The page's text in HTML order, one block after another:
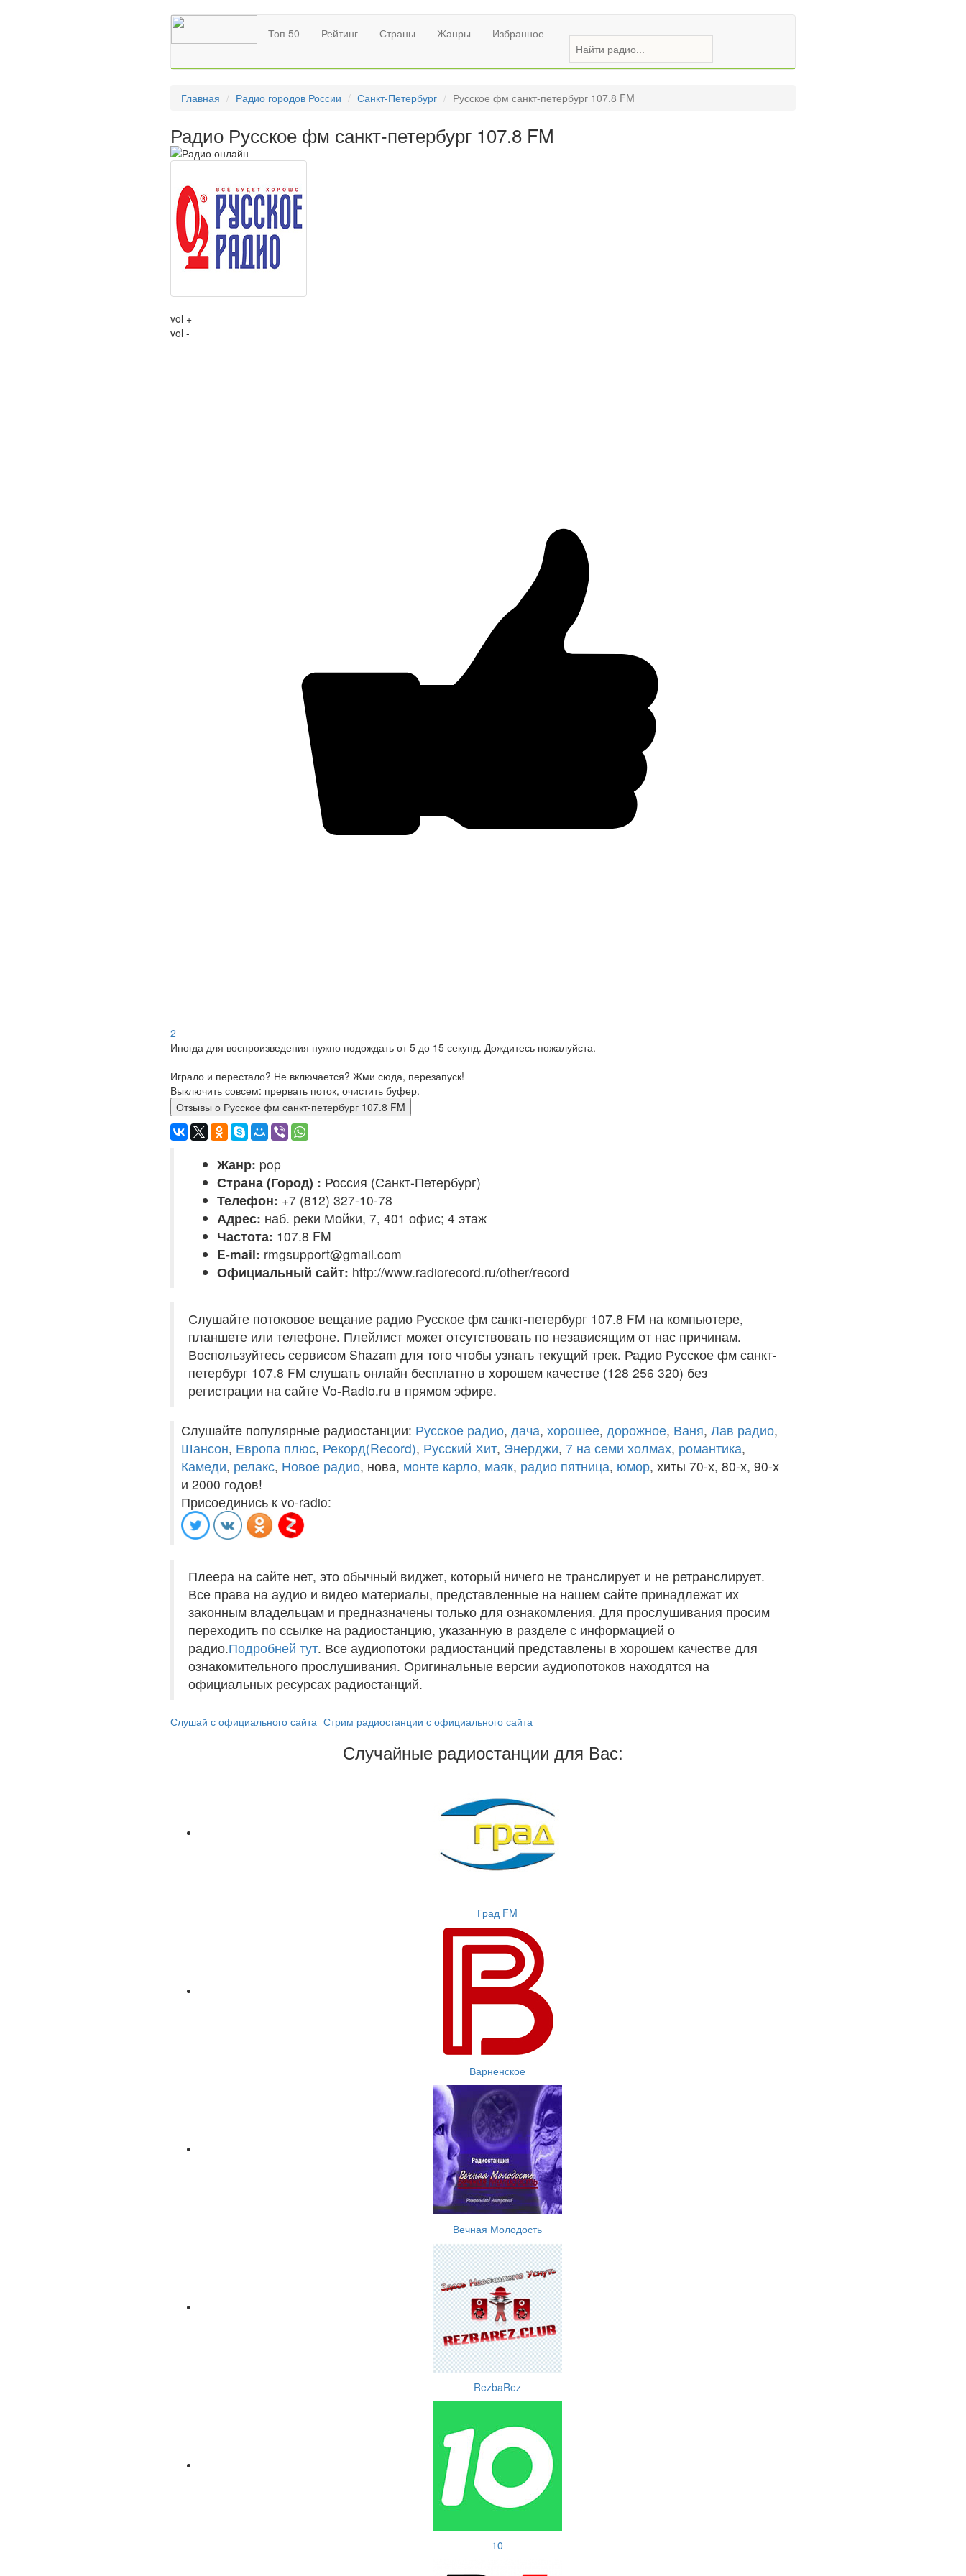
Топ 50 Рейтинг Страны Жанры Избранное
Главная Радио городов России Санкт-Петербург Русское фм санкт-петербург 107.8 FM
Радио Русское фм санкт-петербург 107.8 FM
vol +
vol -
2
Иногда для воспроизведения нужно подождать от 5 до 15 секунд. Дождитесь пожалуйста.
Играло и перестало? Не включается? Жми сюда, перезапуск!
Выключить совсем: прервать поток, очистить буфер.
Отзывы о Русское фм санкт-петербург 107.8 FM
Жанр: pop
Страна (Город) : Россия (Санкт-Петербург)
Телефон: +7 (812) 327-10-78
Адрес: наб. реки Мойки, 7, 401 офис; 4 этаж
Частота: 107.8 FM
E-mail: rmgsupport@gmail.com
Официальный сайт: http://www.radiorecord.ru/other/record
Слушайте потоковое вещание радио Русское фм санкт-петербург 107.8 FM на компьютере,
планшете или телефоне. Плейлист может отсутствовать по независящим от нас причинам.
Воспользуйтесь сервисом Shazam для того чтобы узнать текущий трек. Радио Русское фм санкт-
петербург 107.8 FM слушать онлайн бесплатно в хорошем качестве (128 256 320) без
регистрации на сайте Vo-Radio.ru в прямом эфире.
Слушайте популярные радиостанции: Русское радио, дача, хорошее, дорожное, Ваня, Лав радио,
Шансон, Европа плюс, Рекорд(Record), Русский Хит, Энерджи, 7 на семи холмах, романтика,
Камеди, релакс, Новое радио, нова, монте карло, маяк, радио пятница, юмор, хиты 70-х, 80-х, 90-х
и 2000 годов!
Присоединись к vo-radio:
Плеера на сайте нет, это обычный виджет, который ничего не транслирует и не ретранслирует.
Все права на аудио и видео материалы, представленные на нашем сайте принадлежат их
законным владельцам и предназначены только для ознакомления. Для прослушивания просим
переходить по ссылке на радиостанцию, указанную в разделе с информацией о
радио.Подробней тут. Все аудиопотоки радиостанций представлены в хорошем качестве для
ознакомительного прослушивания. Оригинальные версии аудиопотоков находятся на
официальных ресурсах радиостанций.
Слушай с официального сайта Стрим радиостанции с официального сайта
Случайные радиостанции для Вас:
Град FM
Варненское
Вечная Молодость
RezbaRez
10